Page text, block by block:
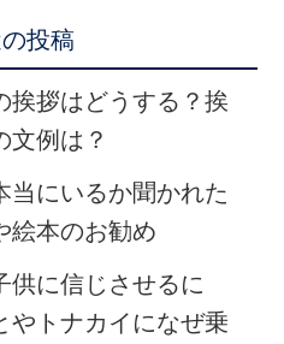
投稿
挨拶はどうする？挨
文例は？
当にいるか聞かれた
絵本のお勧め
供に信じさせるに
やトナカイになぜ乗